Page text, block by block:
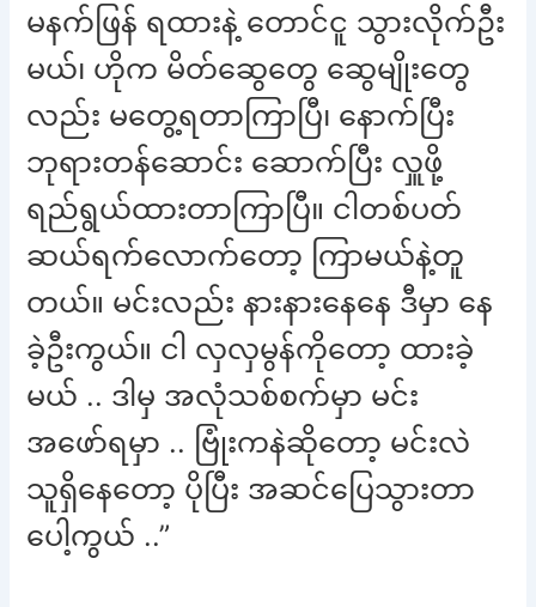
မနက်ဖြန် ရထားနဲ့ တောင်ငူ သွားလိုက်ဦး
မယ်၊ ဟိုက မိတ်ဆွေတွေ ဆွေမျိုးတွေ
လည်း မတွေ့ရတာကြာပြီ၊ နောက်ပြီး
ဘုရားတန်ဆောင်း ဆောက်ပြီး လှူဖို့
ရည်ရွယ်ထားတာကြာပြီ။ ငါတစ်ပတ်
ဆယ်ရက်လောက်တော့ ကြာမယ်နဲ့တူ
တယ်။ မင်းလည်း နားနားနေနေ ဒီမှာ နေ
ခဲ့ဦးကွယ်။ ငါ လှလှမွန်ကိုတော့ ထားခဲ့
မယ် .. ဒါမှ အလုံသစ်စက်မှာ မင်း
အဖော်ရမှာ .. ဗြုံးကနဲဆိုတော့ မင်းလဲ
သူရှိနေတော့ ပိုပြီး အဆင်ပြေသွားတာ
ပေါ့ကွယ် ..”